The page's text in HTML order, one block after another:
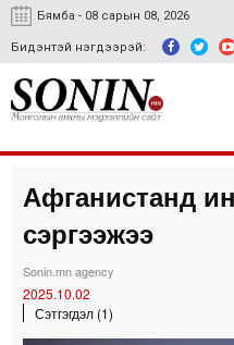
Бямба - 08 сарын 08, 2026
Бидэнтэй нэгдээрэй:
Улс
Афганистанд
сэргээжээ
Sonin.mn agency
2025.10.02
Сэтгэгдэл (1)